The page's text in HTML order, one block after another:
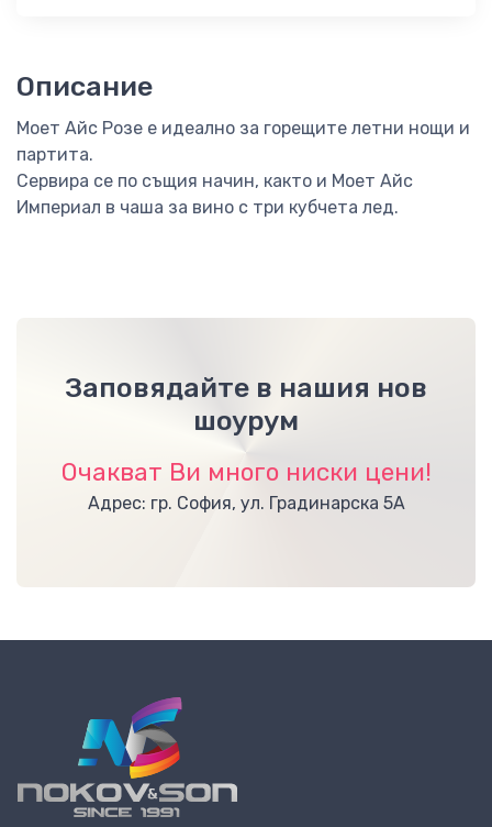
Описание
Моет Айс Розе е идеално за горещите летни нощи и
партита.
Сервира се по същия начин, както и Моет Айс
Империал в чаша за вино с три кубчета лед.
Заповядайте в нашия нов
шоурум
Очакват Ви много ниски цени!
Адрес: гр. София, ул. Градинарска 5А